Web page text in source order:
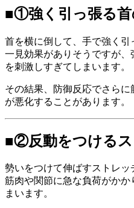
■①強く引っ張る
首を横に倒して、手で強く引
一見効果がありそうですが
を刺激しすぎてしまいます。
その結果、防御反応でさら
が悪化することがあります。
■②反動をつける
勢いをつけて伸ばすストレッ
筋肉や関節に急な負荷がか
まいます。